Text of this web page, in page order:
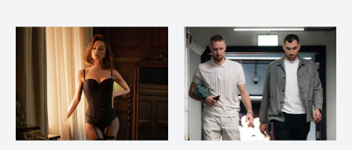
privremeno...